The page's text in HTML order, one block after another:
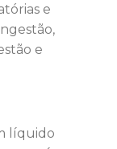
e
e
líquido